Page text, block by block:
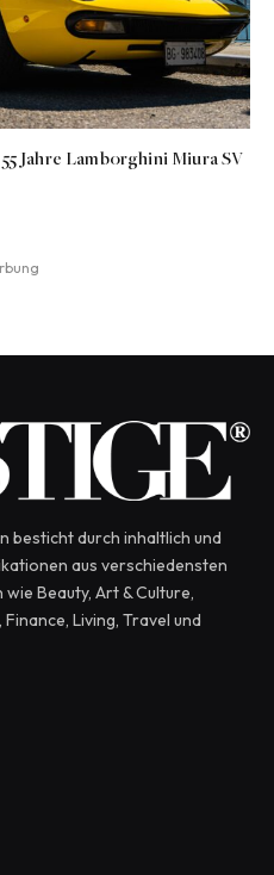
Jahre Lamborghini Miura SV
besticht durch inhaltlich und
aus verschiedensten
Beauty, Art & Culture,
Living, Travel und